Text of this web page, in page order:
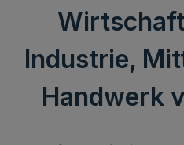
Industrie,
Handwerk